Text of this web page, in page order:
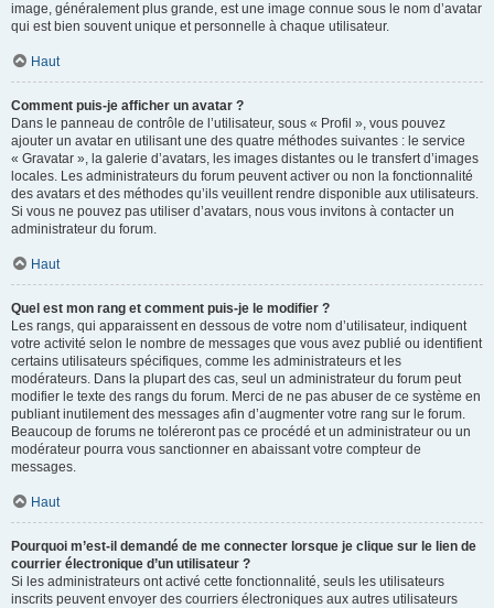
image, généralement plus grande, est une image connue sous le nom d’avatar
qui est bien souvent unique et personnelle à chaque utilisateur.
Haut
Comment puis-je afficher un avatar ?
Dans le panneau de contrôle de l’utilisateur, sous « Profil », vous pouvez
ajouter un avatar en utilisant une des quatre méthodes suivantes : le service
« Gravatar », la galerie d’avatars, les images distantes ou le transfert d’images
locales. Les administrateurs du forum peuvent activer ou non la fonctionnalité
des avatars et des méthodes qu’ils veuillent rendre disponible aux utilisateurs.
Si vous ne pouvez pas utiliser d’avatars, nous vous invitons à contacter un
administrateur du forum.
Haut
Quel est mon rang et comment puis-je le modifier ?
Les rangs, qui apparaissent en dessous de votre nom d’utilisateur, indiquent
votre activité selon le nombre de messages que vous avez publié ou identifient
certains utilisateurs spécifiques, comme les administrateurs et les
modérateurs. Dans la plupart des cas, seul un administrateur du forum peut
modifier le texte des rangs du forum. Merci de ne pas abuser de ce système en
publiant inutilement des messages afin d’augmenter votre rang sur le forum.
Beaucoup de forums ne toléreront pas ce procédé et un administrateur ou un
modérateur pourra vous sanctionner en abaissant votre compteur de
messages.
Haut
Pourquoi m’est-il demandé de me connecter lorsque je clique sur le lien de
courrier électronique d’un utilisateur ?
Si les administrateurs ont activé cette fonctionnalité, seuls les utilisateurs
inscrits peuvent envoyer des courriers électroniques aux autres utilisateurs